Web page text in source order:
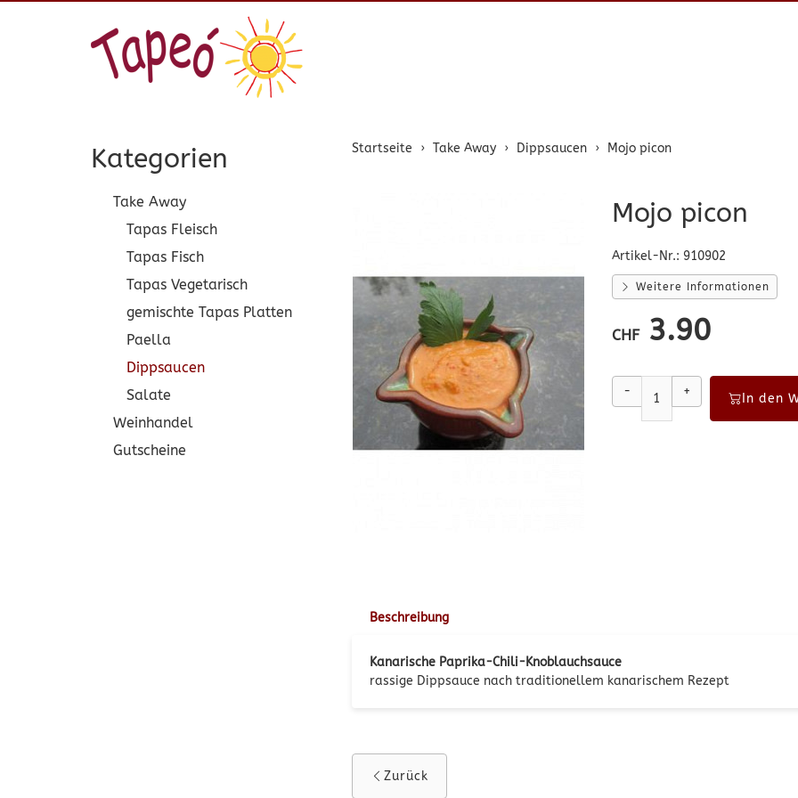
Startseite Take Away Dippsaucen Mojo picon
Mojo picon
Artikel-Nr.: 910902
Weitere Informationen
CHF 3.90
- + In den
Beschreibung
Kanarische Paprika-Chili-Knoblauchsauce
rassige Dippsauce nach traditionellem kanarischem Rezept
Zurück
Kategorien
Take Away
Tapas Fleisch
Tapas Fisch
Tapas Vegetarisch
gemischte Tapas Platten
Paella
Dippsaucen
Salate
Weinhandel
Gutscheine